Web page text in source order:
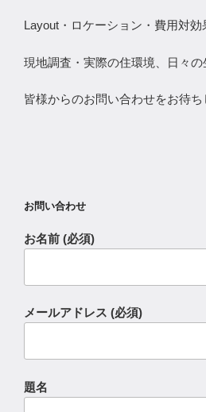
Layout・ロケーション・費用対効
現地調査・実際の住環境、日々
皆様からのお問い合わせをお待ち
お問い合わせ
お名前 (必須)
メールアドレス (必須)
題名